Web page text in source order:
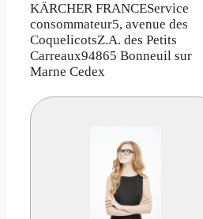
KÄRCHER FRANCEService
consommateur5, avenue des
CoquelicotsZ.A. des Petits
Carreaux94865 Bonneuil sur
Marne Cedex